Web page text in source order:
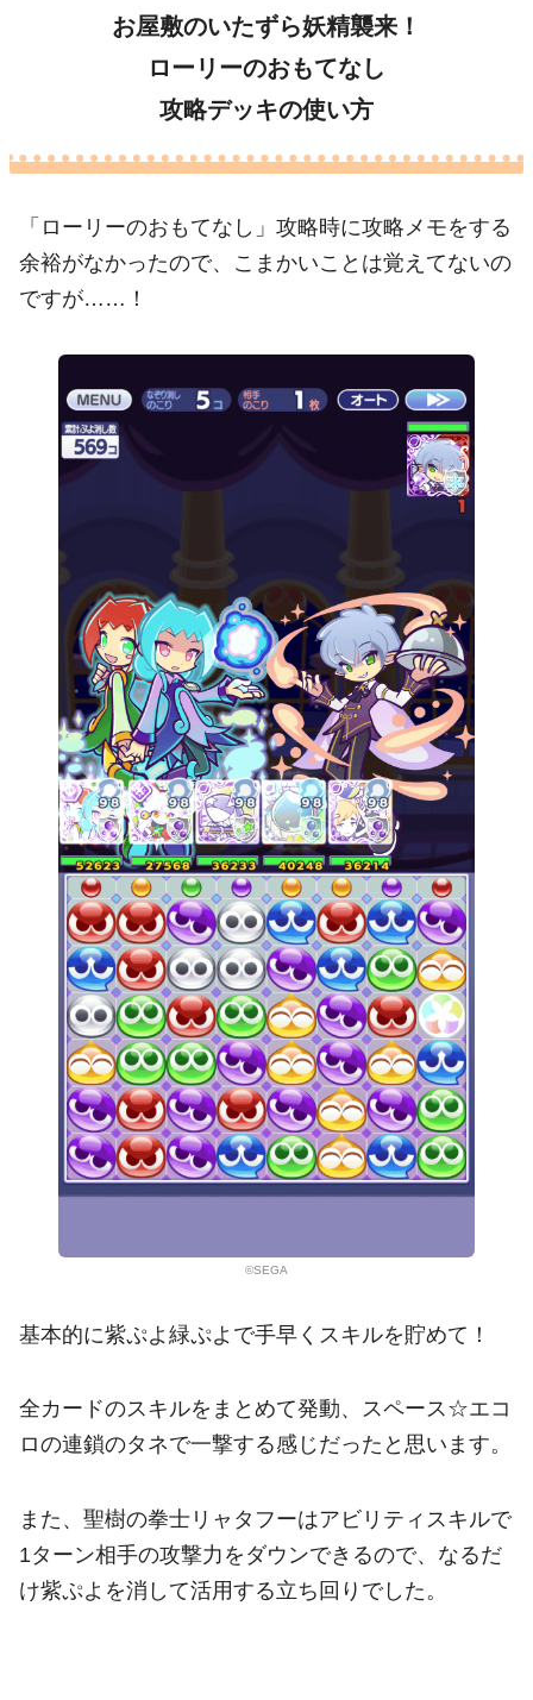
お屋敷のいたずら妖精襲来！
ローリーのおもてなし
攻略デッキの使い方
「ローリーのおもてなし」攻略時に攻略メモをする
余裕がなかったので、こまかいことは覚えてないの
ですが……！
©SEGA
基本的に紫ぷよ緑ぷよで手早くスキルを貯めて！
全カードのスキルをまとめて発動、スペース☆エコ
ロの連鎖のタネで一撃する感じだったと思います。
また、聖樹の拳士リャタフーはアビリティスキルで
1ターン相手の攻撃力をダウンできるので、なるだ
け紫ぷよを消して活用する立ち回りでした。